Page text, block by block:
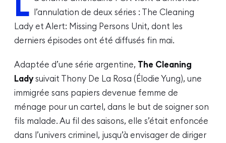
l’annulation de deux séries : The Cleaning
Lady et Alert: Missing Persons Unit, dont les
derniers épisodes ont été diffusés fin mai.
Adaptée d’une série argentine, The Cleaning
Ladysuivait Thony De La Rosa (Élodie Yung), une
immigrée sans papiers devenue femme de
ménage pour un cartel, dans le but de soigner son
fils malade. Au fil des saisons, elle s’était enfoncée
dans l’univers criminel, jusqu’à envisager de diriger